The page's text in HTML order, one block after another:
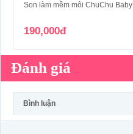
Son làm mềm môi ChuChu Baby
190,000đ
Đánh giá
Bình luận